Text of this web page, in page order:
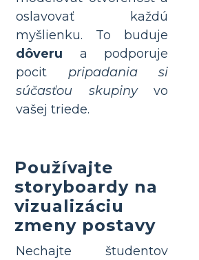
oslavovať každú
myšlienku. To buduje
dôveru a podporuje
pocit pripadania si
súčasťou skupinyvo
vašej triede.
Používajte
storyboardy na
vizualizáciu
zmeny postavy
Nechajte študentov